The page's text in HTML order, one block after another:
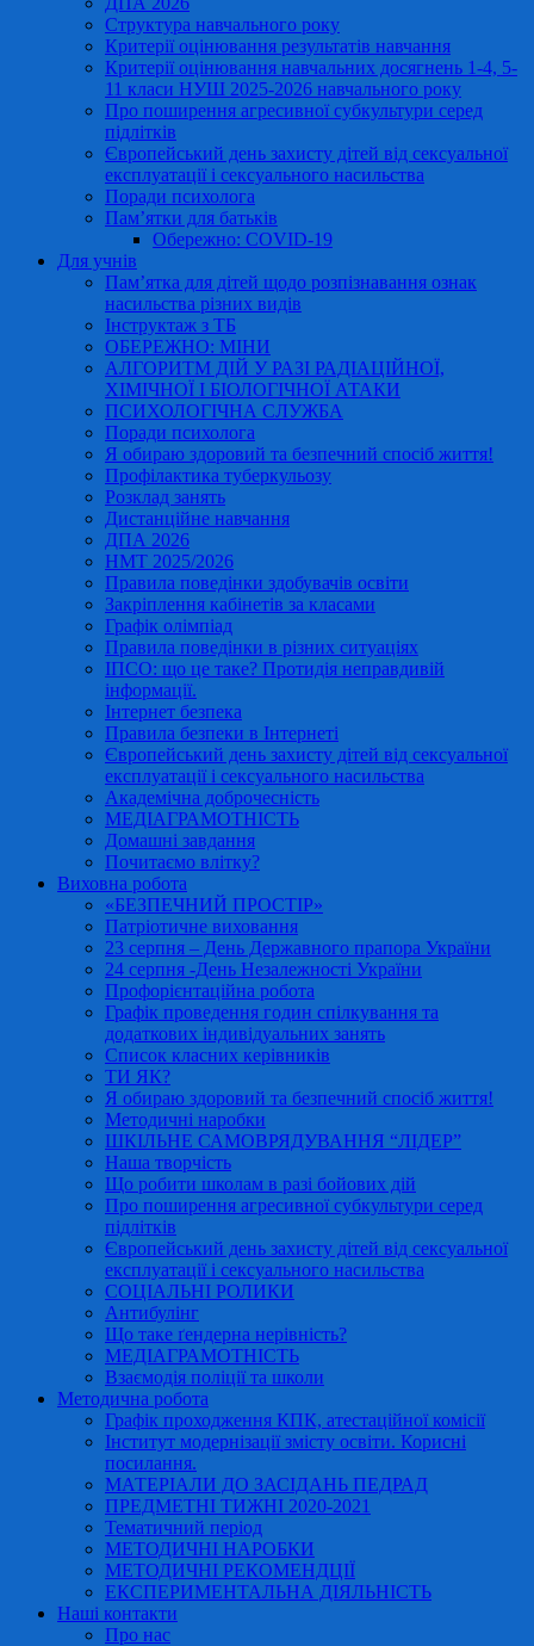
Структура навчального року
Критерії оцінювання результатів навчання
Критерії оцінювання навчальних досягнень 1-4, 5-
11 класи НУШ 2025-2026 навчального року
Про поширення агресивної субкультури серед
підлітків
Європейський день захисту дітей від сексуальної
експлуатації і сексуального насильства
Поради психолога
Пам’ятки для батьків
Обережно: COVID-19
Для учнів
Пам’ятка для дітей щодо розпізнавання ознак
насильства різних видів
Інструктаж з ТБ
ОБЕРЕЖНО: МІНИ
АЛГОРИТМ ДІЙ У РАЗІ РАДІАЦІЙНОЇ,
ХІМІЧНОЇ І БІОЛОГІЧНОЇ АТАКИ
ПСИХОЛОГІЧНА СЛУЖБА
Поради психолога
Я обираю здоровий та безпечний спосіб життя!
Профілактика туберкульозу
Розклад занять
Дистанційне навчання
ДПА 2026
НМТ 2025/2026
Правила поведінки здобувачів освіти
Закріплення кабінетів за класами
Графік олімпіад
Правила поведінки в різних ситуаціях
ІПСО: що це таке? Протидія неправдивій
інформації.
Інтернет безпека
Правила безпеки в Інтернеті
Європейський день захисту дітей від сексуальної
експлуатації і сексуального насильства
Академічна доброчесність
МЕДІАГРАМОТНІСТЬ
Домашні завдання
Почитаємо влітку?
Виховна робота
«БЕЗПЕЧНИЙ ПРОСТІР»
Патріотичне виховання
23 серпня – День Державного прапора України
24 серпня -День Незалежності України
Профорієнтаційна робота
Графік проведення годин спілкування та
додаткових індивідуальних занять
Список класних керівників
ТИ ЯК?
Я обираю здоровий та безпечний спосіб життя!
Методичні наробки
ШКІЛЬНЕ САМОВРЯДУВАННЯ “ЛІДЕР”
Наша творчість
Що робити школам в разі бойових дій
Про поширення агресивної субкультури серед
підлітків
Європейський день захисту дітей від сексуальної
експлуатації і сексуального насильства
СОЦІАЛЬНІ РОЛИКИ
Антибулінг
Що таке ґендерна нерівність?
МЕДІАГРАМОТНІСТЬ
Взаємодія поліції та школи
Методична робота
Графік проходження КПК, атестаційної комісії
Інститут модернізації змісту освіти. Корисні
посилання.
МАТЕРІАЛИ ДО ЗАСІДАНЬ ПЕДРАД
ПРЕДМЕТНІ ТИЖНІ 2020-2021
Тематичний період
МЕТОДИЧНІ НАРОБКИ
МЕТОДИЧНІ РЕКОМЕНДЦІЇ
ЕКСПЕРИМЕНТАЛЬНА ДІЯЛЬНІСТЬ
Наші контакти
Про нас